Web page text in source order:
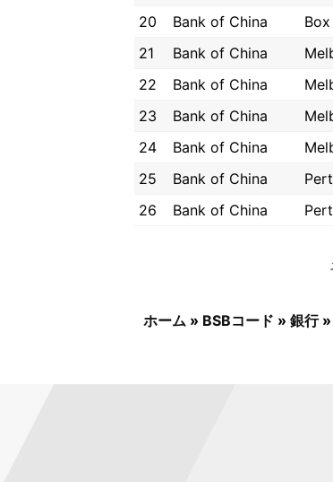
20
Bank of China
21
Bank of China
22
Bank of China
23
Bank of China
24
Bank of China
25
Bank of China
26
Bank of China
ホーム » BSBコード » 銀行»